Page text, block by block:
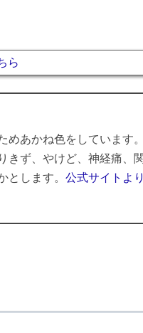
ら
あかね色をしています。
きず、やけど、神経痛、関
とします。 公式サイトより